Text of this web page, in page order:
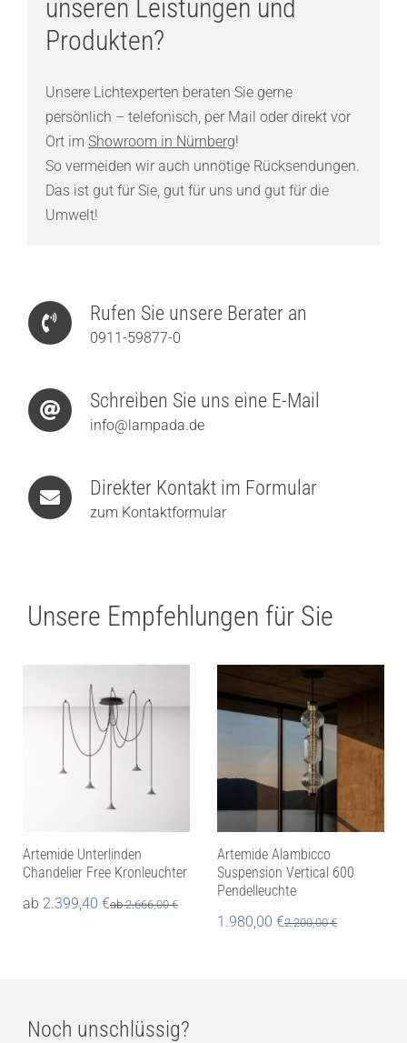
unseren Leistungen und
Produkten?
Unsere Lichtexperten beraten Sie gerne
persönlich – telefonisch, per Mail oder direkt vor
Ort im Showroom in Nürnberg!
So vermeiden wir auch unnötige Rücksendungen.
Das ist gut für Sie, gut für uns und gut für die
Umwelt!
Rufen Sie unsere Berater an
0911-59877-0
Schreiben Sie uns eine E-Mail
info@lampada.de
Direkter Kontakt im Formular
zum Kontaktformular
Unsere Empfehlungen für Sie
Artemide Unterlinden
Chandelier Free Kronleuchter
ab 2.399,40 €ab2.666,00€
Artemide Alambicco
Suspension Vertical 600
Pendelleuchte
1.980,00 €2.200,00€
Noch unschlüssig?